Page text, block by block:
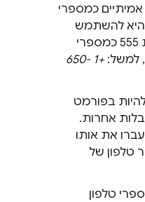
כמספרי
להשתמש
במספרים עם הקידומת 555 כמספרי
למשל:
+1 650-
בפורמט
אחרות.
את אותו
טלפון של
להוסיף עד 10 מספרי טלפון